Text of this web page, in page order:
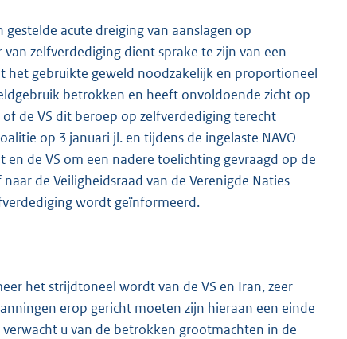
acute dreiging van aanslagen op
zelfverdediging dient sprake te zijn van een
het gebruikte geweld noodzakelijk en proportioneel
betrokken en heeft onvoldoende zicht op
de VS dit beroep op zelfverdediging terecht
op 3 januari jl. en tijdens de ingelaste NAVO-
de VS om een nadere toelichting gevraagd op de
de Veiligheidsraad van de Verenigde Naties
wordt geïnformeerd.
het strijdtoneel wordt van de VS en Iran, zeer
erop gericht moeten zijn hieraan een einde
u van de betrokken grootmachten in de